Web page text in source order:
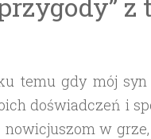
temu gdy mój syn
doświadczeń i
w